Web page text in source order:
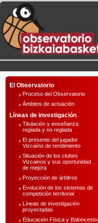
El Observatorio
Proceso del Observatorio
Ámbitos de actuación
Líneas de investigación
Titulación y enseñanza
reglada y no reglada
El presente del jugador
Vizcaíno de rendimiento
Situación de los clubes
Vizcainos y sus oportunidad
de mejora
Proyección de árbitros
Evolución de los sistemas de
competición territorial
Líneas de investigación
proyectadas
Educación Física y Baloncesto